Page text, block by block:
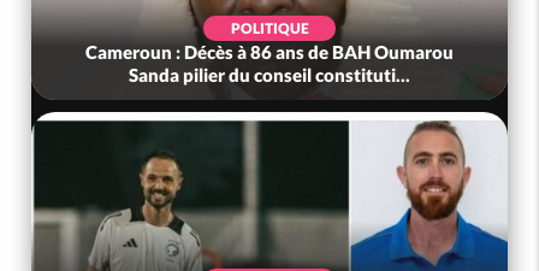
POLITIQUE
Cameroun : Décès à 86 ans de BAH Oumarou
Sanda pilier du conseil constituti...